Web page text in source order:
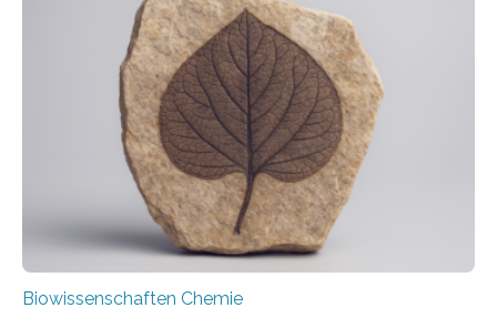
und Dr. Ismaila Francis Yusuf hat nun einen bislang
unbekannten Qualitätskontrollmechanismus des
peroxisomalen Proteintransports in der Bäckerhefe
Saccharomyces cerevisiae entdeckt, der für die
Funktionsfähigkeit der Organellen entscheidend ist. Die
Studie wurde am 28. Oktober 2025 in der
Fachzeitschrift…
Biowissenschaften Chemie